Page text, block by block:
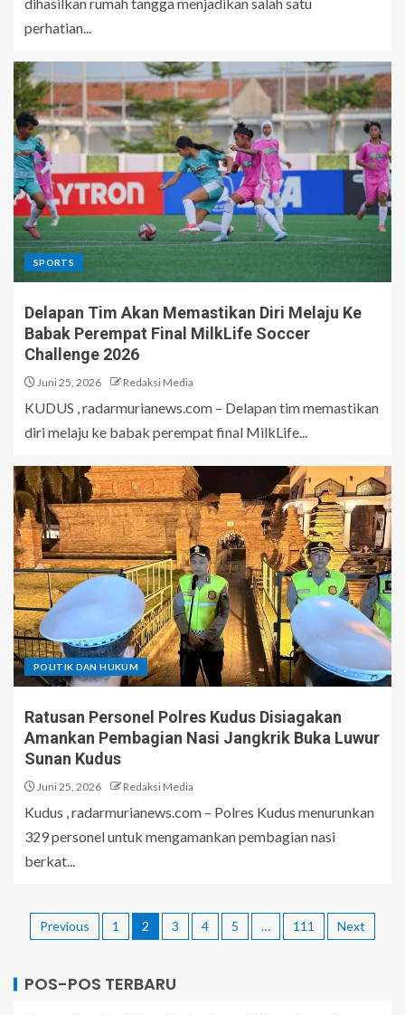
perhatian...
SPORTS
Delapan Tim Akan Memastikan Diri Melaju Ke
Babak Perempat Final MilkLife Soccer
Challenge 2026
Juni 25, 2026 Redaksi Media
KUDUS , radarmurianews.com – Delapan tim memastikan
diri melaju ke babak perempat final MilkLife...
POLITIK DAN HUKUM
Ratusan Personel Polres Kudus Disiagakan
Amankan Pembagian Nasi Jangkrik Buka Luwur
Sunan Kudus
Juni 25, 2026 Redaksi Media
Kudus , radarmurianews.com – Polres Kudus menurunkan
329 personel untuk mengamankan pembagian nasi
berkat...
Previous 1 2 3 4 5 … 111 Next
POS-POS TERBARU